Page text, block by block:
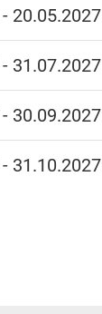
20.05.2027
31.07.2027
30.09.2027
31.10.2027